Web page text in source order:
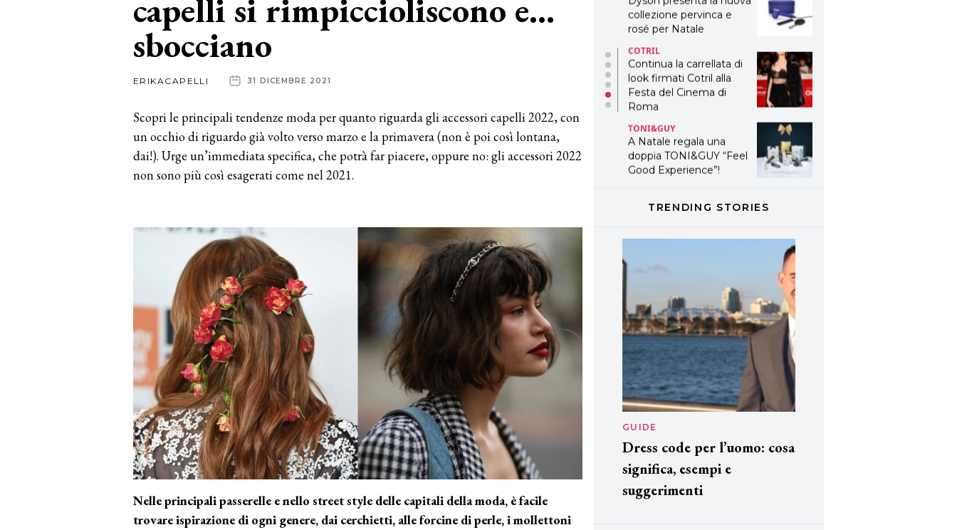
capelli si rimpiccioliscono e…
sbocciano
ERIKACAPELLI 31 DICEMBRE 2021
Scopri le principali tendenze moda per quanto riguarda gli accessori capelli 2022, con
un occhio di riguardo già volto verso marzo e la primavera (non è poi così lontana,
dai!). Urge un’immediata specifica, che potrà far piacere, oppure no: gli accessori 2022
non sono più così esagerati come nel 2021.
Nelle principali passerelle e nello street style delle capitali della moda, è facile
trovare ispirazione di ogni genere, dai cerchietti, alle forcine di perle, i mollettoni
collezione pervinca e
rosé per Natale
COTRIL
Continua la carrellata di
look firmati Cotril alla
Festa del Cinema di
Roma
TONI&GUY
A Natale regala una
doppia TONI&GUY “Feel
Good Experience”!
LABEL.M lancia la sua
DAVINES
cofanetti beauty preziosi
per un regalo adatto ad
ogni capello
TRENDING STORIES
GUIDE
Dress code per l’uomo: cosa
significa, esempi e
suggerimenti